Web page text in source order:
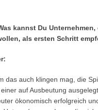
kannst Du
als ersten Schritt
das auch klingen mag, die
auf Ausbeutung
ökonomisch erfolgreich